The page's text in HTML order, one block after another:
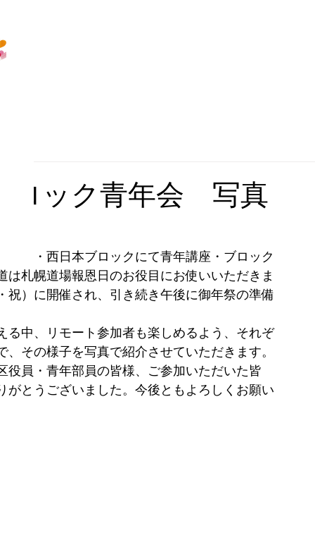
ロック青年会 写真
部・西日本ブロックにて青年講座・ブロック
札幌道場報恩日のお役目にお使いいただきま
）に開催され、引き続き午後に御年祭の準備
中、リモート参加者も楽しめるよう、それぞ
その様子を写真で紹介させていただきます。
員・青年部員の皆様、ご参加いただいた皆
とうございました。今後ともよろしくお願い